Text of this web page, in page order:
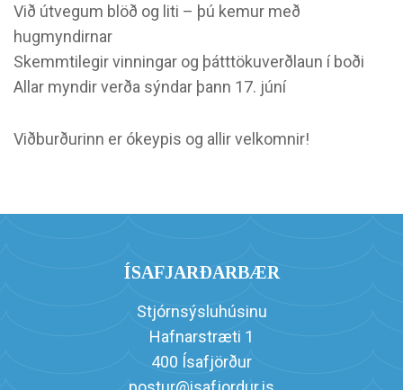
Við útvegum blöð og liti – þú kemur með
hugmyndirnar
Skemmtilegir vinningar og þátttökuverðlaun í boði
Allar myndir verða sýndar þann 17. júní
Viðburðurinn er ókeypis og allir velkomnir!
ÍSAFJARÐARBÆR
Stjórnsýsluhúsinu
Hafnarstræti 1
400 Ísafjörður